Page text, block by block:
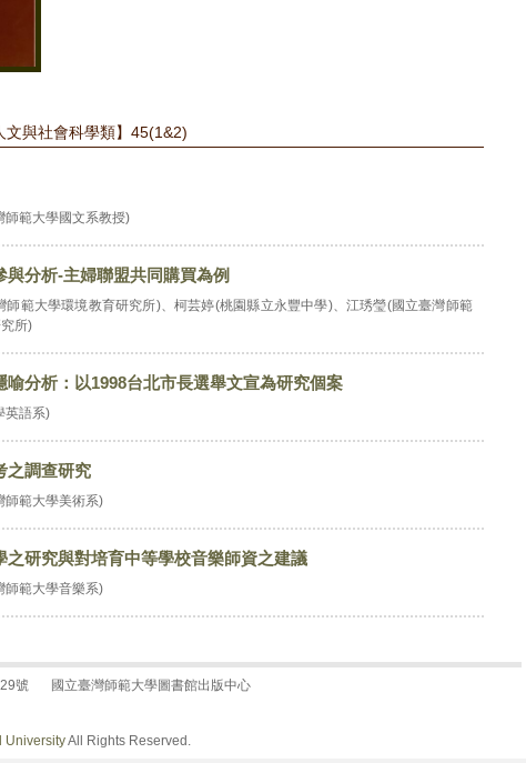
與社會科學類】45(1&2)
師範大學國文系教授)
分析-主婦聯盟共同購買為例
師範大學環境教育研究所)、柯芸婷(桃園縣立永豐中學)、江琇瑩(國立臺灣師範
所)
喻分析：以1998台北市長選舉文宣為研究個案
英語系)
之調查研究
師範大學美術系)
之研究與對培育中等學校音樂師資之建議
師範大學音樂系)
號
國立臺灣師範大學圖書館出版中心
UniversityAll Rights Reserved.